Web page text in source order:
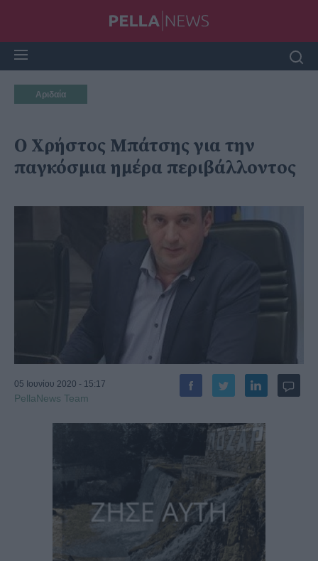
Αριδαία
O Χρήστος Μπάτσης για την
παγκόσμια ημέρα περιβάλλοντος
05 Ιουνίου 2020 - 15:17
PellaNews Team